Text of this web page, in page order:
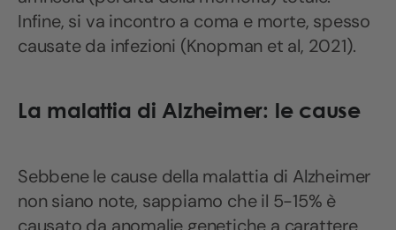
Infine, si va incontro a coma e morte, spesso
causate da infezioni (Knopman et al, 2021).
La malattia di Alzheimer: le cause
Sebbene le cause della malattia di Alzheimer
non siano note, sappiamo che il 5-15% è